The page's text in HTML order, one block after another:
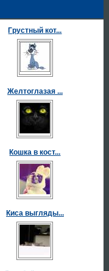
Грустный кот...
Желтоглазая ...
Кошка в кост...
Киса выгляды...